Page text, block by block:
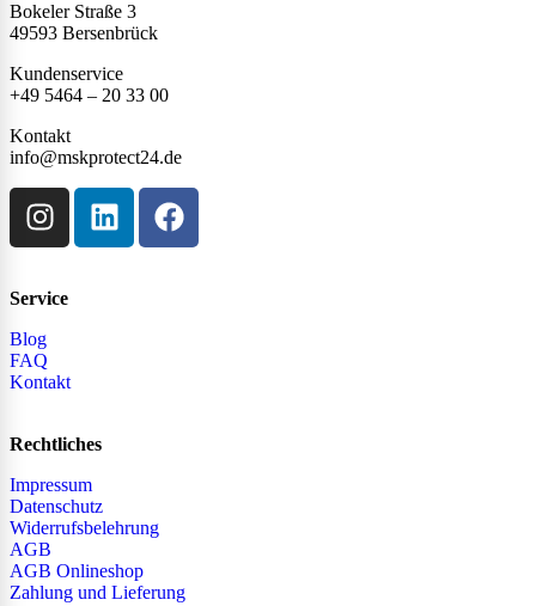
Bokeler Straße 3
49593 Bersenbrück
Kundenservice
+49 5464 – 20 33 00
Kontakt
info@mskprotect24.de
Service
Blog
FAQ
Kontakt
Rechtliches
Impressum
Datenschutz
Widerrufsbelehrung
AGB
AGB Onlineshop
Zahlung und Lieferung